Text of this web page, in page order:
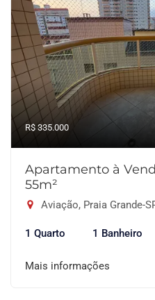
R$ 335.000
Apartamento à
55m²
Aviação, Praia Grande-
1 Quarto 1 Banheiro
Mais informações